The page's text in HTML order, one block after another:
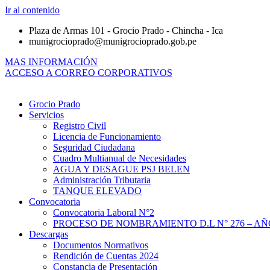
Ir al contenido
Plaza de Armas 101 - Grocio Prado - Chincha - Ica
munigrocioprado@munigrocioprado.gob.pe
MAS INFORMACIÓN
ACCESO A CORREO CORPORATIVOS
Grocio Prado
Servicios
Registro Civil
Licencia de Funcionamiento
Seguridad Ciudadana
Cuadro Multianual de Necesidades
AGUA Y DESAGUE PSJ BELEN
Administración Tributaria
TANQUE ELEVADO
Convocatoria
Convocatoria Laboral N°2
PROCESO DE NOMBRAMIENTO D.L N° 276 –
Descargas
Documentos Normativos
Rendición de Cuentas 2024
Constancia de Presentación